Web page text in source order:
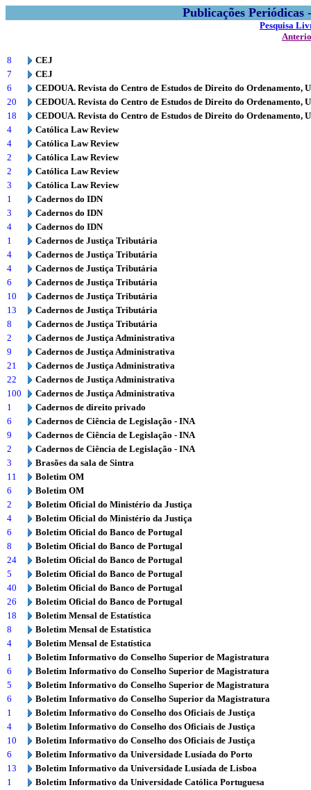
Publicações
Pesquisa
8
CEJ
7
CEJ
6
CEDOUA. Revista do Centro de Estudos de Direito do Ordenamento,
20
CEDOUA. Revista do Centro de Estudos de Direito do Ordenamento,
18
CEDOUA. Revista do Centro de Estudos de Direito do Ordenamento,
4
Católica Law Review
4
Católica Law Review
2
Católica Law Review
2
Católica Law Review
3
Católica Law Review
1
Cadernos do IDN
3
Cadernos do IDN
4
Cadernos do IDN
1
Cadernos de Justiça Tributária
4
Cadernos de Justiça Tributária
4
Cadernos de Justiça Tributária
6
Cadernos de Justiça Tributária
10
Cadernos de Justiça Tributária
13
Cadernos de Justiça Tributária
8
Cadernos de Justiça Tributária
2
Cadernos de Justiça Administrativa
9
Cadernos de Justiça Administrativa
21
Cadernos de Justiça Administrativa
22
Cadernos de Justiça Administrativa
100
Cadernos de Justiça Administrativa
1
Cadernos de direito privado
6
Cadernos de Ciência de Legislação - INA
9
Cadernos de Ciência de Legislação - INA
2
Cadernos de Ciência de Legislação - INA
3
Brasões da sala de Sintra
11
Boletim OM
6
Boletim OM
2
Boletim Oficial do Ministério da Justiça
4
Boletim Oficial do Ministério da Justiça
6
Boletim Oficial do Banco de Portugal
8
Boletim Oficial do Banco de Portugal
24
Boletim Oficial do Banco de Portugal
5
Boletim Oficial do Banco de Portugal
40
Boletim Oficial do Banco de Portugal
26
Boletim Oficial do Banco de Portugal
18
Boletim Mensal de Estatística
8
Boletim Mensal de Estatística
4
Boletim Mensal de Estatística
1
Boletim Informativo do Conselho Superior de Magistratura
6
Boletim Informativo do Conselho Superior de Magistratura
5
Boletim Informativo do Conselho Superior de Magistratura
6
Boletim Informativo do Conselho Superior da Magistratura
1
Boletim Informativo do Conselho dos Oficiais de Justiça
4
Boletim Informativo do Conselho dos Oficiais de Justiça
10
Boletim Informativo do Conselho dos Oficiais de Justiça
6
Boletim Informativo da Universidade Lusíada do Porto
13
Boletim Informativo da Universidade Lusíada de Lisboa
1
Boletim Informativo da Universidade Católica Portuguesa